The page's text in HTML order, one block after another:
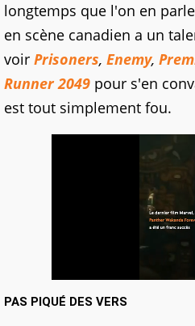
longtemps que l'on en
en scène canadien a un
voir Prisoners, Enemy,
Runner 2049 pour s'en
est tout simplement fou.
PAS PIQUÉ DES VERS